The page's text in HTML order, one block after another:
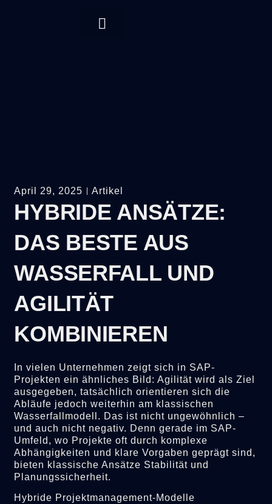
April 29, 2025 Artikel
HYBRIDE ANSÄTZE:
DAS BESTE AUS
WASSERFALL UND
AGILITÄT
KOMBINIEREN
In vielen Unternehmen zeigt sich in SAP-
Projekten ein ähnliches Bild: Agilität wird als Ziel
ausgegeben, tatsächlich orientieren sich die
Abläufe jedoch weiterhin am klassischen
Wasserfallmodell. Das ist nicht ungewöhnlich –
und auch nicht negativ. Denn gerade im SAP-
Umfeld, wo Projekte oft durch komplexe
Abhängigkeiten und klare Vorgaben geprägt sind,
bieten klassische Ansätze Stabilität und
Planungssicherheit.
Hybride Projektmanagement-Modelle